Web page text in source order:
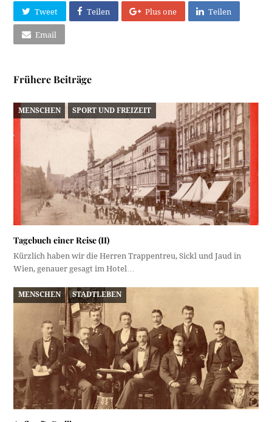
Tweet Teilen Plus one Teilen
Email
Frühere Beiträge
MENSCHEN SPORT UND FREIZEIT
Tagebuch einer Reise (II)
Kürzlich haben wir die Herren Trappentreu, Sickl und Jaud in
Wien, genauer gesagt im Hotel…
MENSCHEN STADTLEBEN